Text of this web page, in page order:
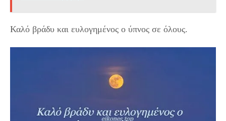
Καλό βράδυ και ευλογημένος ο ύπνος σε όλους.